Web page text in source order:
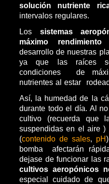
solución nutriente
intervalos regulares.
Los sistemas
máximo rendimiento
desarrollo de nuestras
ya que las raíces
condiciones de
nutrientes al estar
Así, la humedad de la
durante todo el día. Al
cultivo (recuerda que
suspendidas en el aire
(contenido de sales, pH
bomba afectarán
dejase de funcionar las
cultivos aeropónicos
especial cuidado de